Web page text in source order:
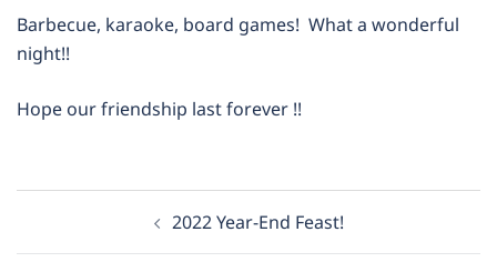
Barbecue, karaoke, board games! What a wonderful
night!!
Hope our friendship last forever !!
2022 Year-End Feast!